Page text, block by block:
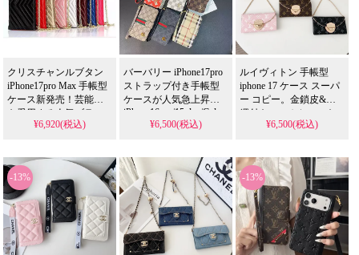
機能仕様、かわいいデ
ザインが流行りのスタ
イル。iPhone17ケースと
ースとしても使える優
れもの
性抜群、iPhone17ケース
として使える格安価
格。
iPhone16pro/15promaxケ
ースとしても使える優
れもの！
クリスチャンルブタン
iPhone17pro Max 手帳型
ケース新発売！芸能人
も愛用する人気ブラン
ド、耐衝撃＆防水の多
イル、iPhone17ケースと
して格安で手に入る。
iPhone16pro/15promaxケ
ースとしても使える優
れもの！
¥6,920(税込)
バーバリー iPhone17pro
ストラップ付き手帳型
ケースが人気急上昇！
iPhone16pro/15plus/Galaxy
S24/グッチスタイルレザ
ン、耐衝撃＆防水機能
で実用性抜群。iPhone17
ケースとして使える格
安価格、
iPhone16pro/15promaxケ
ースとしてもおすすめ
の多機能アイテム！送
¥6,500(税込)
ルイヴィトン 手帳型
iphone 17 ケース スーパ
ー コピー。金鎖皮&手
繩付きスマホケースを
格安 で提供する 偽物 モ
付き、メンズから高校
生まで幅広い層に 人気
の 芸能人 スタイルアイ
テムです。
¥6,500(税込)
-13% -13%